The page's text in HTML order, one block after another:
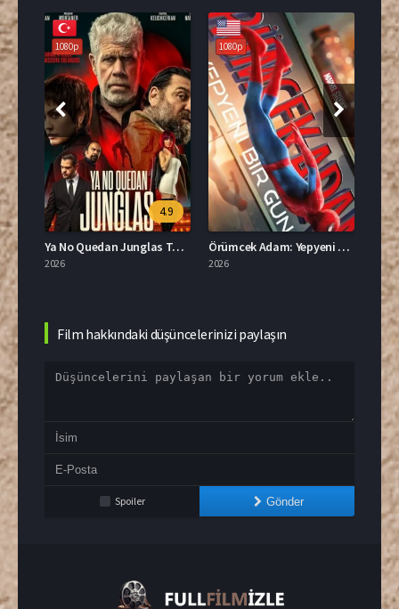
1080p
4.9
Ya No Quedan Junglas Türkçe Dublaj İzle
2026
1080p
Örümcek Adam: Yepyeni Bir Gün Türkçe Dublaj İzle
2026 2026
Film hakkındaki düşüncelerinizi paylaşın
Spoiler Gönder